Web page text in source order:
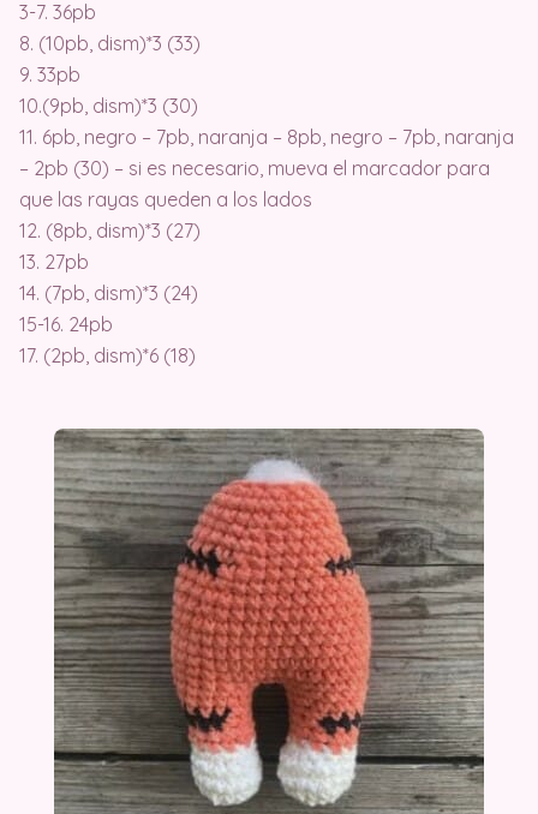
3-7. 36pb
8. (10pb, dism)*3 (33)
9. 33pb
10.(9pb, dism)*3 (30)
11. 6pb, negro – 7pb, naranja – 8pb, negro – 7pb, naranja
– 2pb (30) – si es necesario, mueva el marcador para
que las rayas queden a los lados
12. (8pb, dism)*3 (27)
13. 27pb
14. (7pb, dism)*3 (24)
15-16. 24pb
17. (2pb, dism)*6 (18)